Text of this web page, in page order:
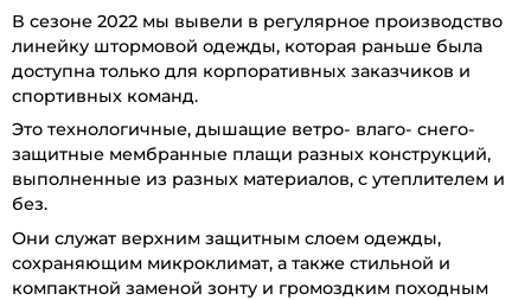
В сезоне 2022 мы вывели в регулярное производство
линейку штормовой одежды, которая раньше была
доступна только для корпоративных заказчиков и
спортивных команд.
Это технологичные, дышащие ветро- влаго- снего-
защитные мембранные плащи разных конструкций,
выполненные из разных материалов, с утеплителем и
без.
Они служат верхним защитным слоем одежды,
сохраняющим микроклимат, а также стильной и
компактной заменой зонту и громоздким походным